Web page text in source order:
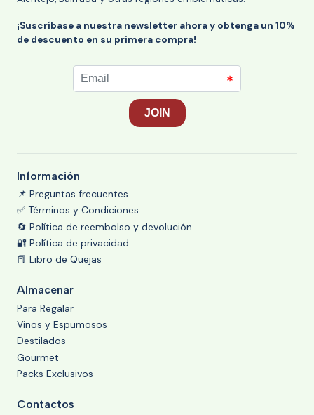
¡Suscríbase a nuestra newsletter ahora y obtenga un 10%
de descuento en su primera compra!
Información
📌 Preguntas frecuentes
✅ Términos y Condiciones
🔄 Política de reembolso y devolución
🔐 Política de privacidad
📕 Libro de Quejas
Almacenar
Para Regalar
Vinos y Espumosos
Destilados
Gourmet
Packs Exclusivos
Contactos